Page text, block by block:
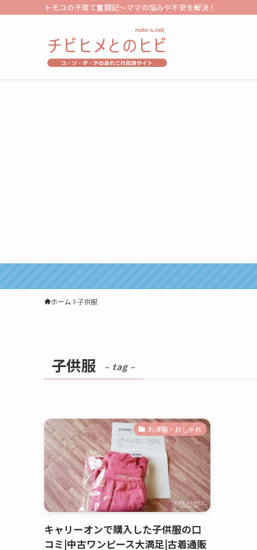
トモコの子育て奮闘記～ママの悩みや不安を解決！
ホーム 子供服
子供服 – tag –
お洋服・おしゃれ
キャリーオンで購入した子供服の口
コミ|中古ワンピース大満足|古着通販